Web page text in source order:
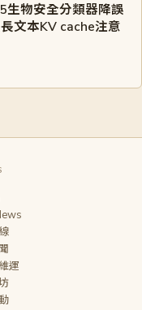
物安全分類器降誤
文本KV cache注意
運